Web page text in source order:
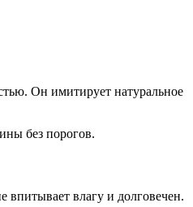
Он имитирует натуральное
без порогов.
впитывает влагу и долговечен.